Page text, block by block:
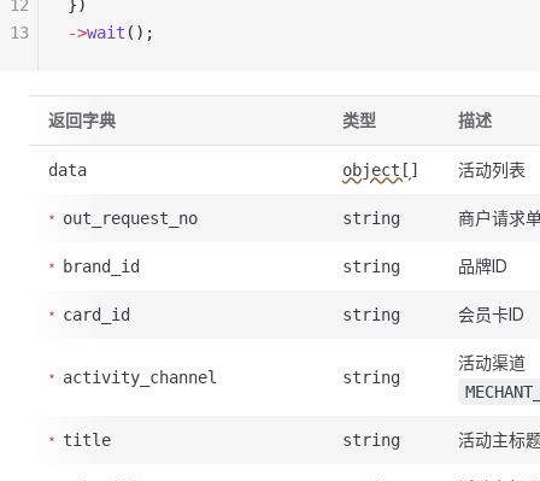
})
->wait ();
12
13
返回字典 类型 描述
data object[] 活动列表
out_request_no string 商户请求
brand_id string 品牌ID
card_id string 会员卡ID
activity_channel string
活动渠道
title string 活动主标